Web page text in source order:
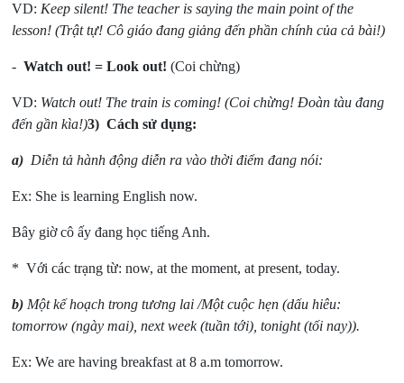
VD: Keep silent! The teacher is saying the main point of the
lesson! (Trật tự! Cô giáo đang giảng đến phần chính của cả bài!)
-Watch out! = Look out! (Coi chừng)
VD: Watch out! The train is coming! (Coi chừng! Đoàn tàu đang
đến gần kìa!)3) Cách sử dụng:
a) Diễn tả hành động diễn ra vào thời điểm đang nói:
Ex: She is learning English now.
Bây giờ cô ấy đang học tiếng Anh.
* Với các trạng từ: now, at the moment, at present, today.
b) Một kế hoạch trong tương lai /Một cuộc hẹn (dấu hiêu:
tomorrow (ngày mai), next week (tuần tới), tonight (tối nay)).
Ex: We are having breakfast at 8 a.m tomorrow.